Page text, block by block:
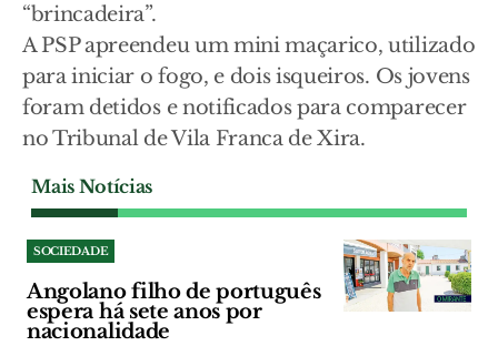
“brincadeira”.
A PSP apreendeu um mini maçarico, utilizado
para iniciar o fogo, e dois isqueiros. Os jovens
foram detidos e notificados para comparecer
no Tribunal de Vila Franca de Xira.
Mais Notícias
SOCIEDADE
Angolano filho de português
espera há sete anos por
nacionalidade